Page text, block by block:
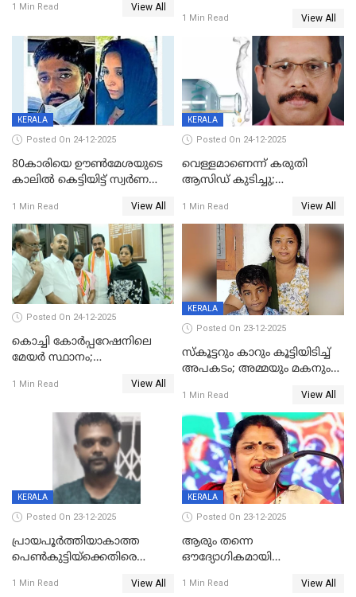
1 Min Read View All
ഗർഭിണിയായ യുവതിക്ക് ക്രൂര
1 Min Read View All
KERALA
Posted On 24-12-2025
80കാരിയെ ഊൺമേശയുടെ
കാലിൽ കെട്ടിയിട്ട് സ്വർണവും
കൊച്ചുമകനും സുഹൃത്തും
അറസ്റ്റിൽ
1 Min Read View All
KERALA
Posted On 24-12-2025
വെള്ളമാണെന്ന് കരുതി
ആസിഡ് കുടിച്ചു;
മരിച്ചു
1 Min Read View All
Posted On 24-12-2025
കൊച്ചി കോര്‍പ്പറേഷനിലെ
മേയര്‍ സ്ഥാനം;
രൂക്ഷം
1 Min Read View All
KERALA
Posted On 23-12-2025
സ്കൂട്ടറും കാറും കൂട്ടിയിടിച്ച്
അപകടം; അമ്മയും മകനും
ഗുരുതരാവസ്ഥയിൽ
1 Min Read View All
KERALA
Posted On 23-12-2025
പ്രായപൂർത്തിയാകാത്ത
പെൺകുട്ടിയ്ക്കെതിരെ
59 വർഷം തടവും 90,൦൦൦ രൂപ
1 Min Read View All
KERALA
Posted On 23-12-2025
ആരും തന്നെ
ഔദ്യോഗികമായി
കണ്ടെത്താൻ ഇന്ന് കോർ
1 Min Read View All